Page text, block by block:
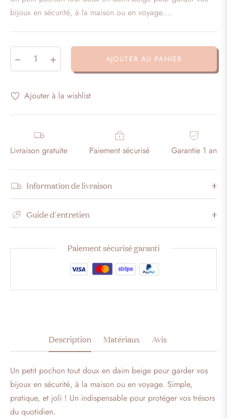
habituel
bijoux en sécurité, à la maison ou en voyage....
AJOUTER AU PANIER
Ajouter à la wishlist
Livraison gratuite Paiement sécurisé Garantie 1 an
Information de livraison
Guide d'entretien
Paiement sécurisé garanti
Description Matériaux Avis
Un petit pochon tout doux en daim beige pour garder vos
bijoux en sécurité, à la maison ou en voyage. Simple,
pratique, et joli ! Un indispensable pour protéger vos trésors
du quotidien.